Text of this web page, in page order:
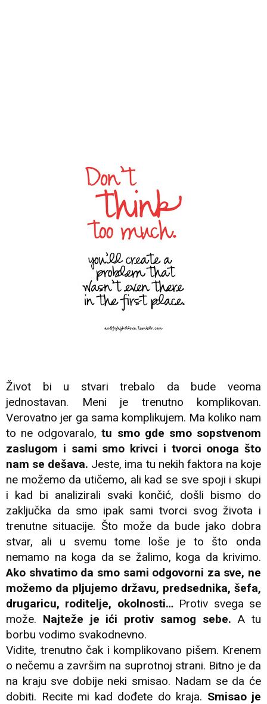
Život bi u stvari trebalo da bude veoma
jednostavan. Meni je trenutno komplikovan.
Verovatno jer ga sama komplikujem. Ma koliko nam
to ne odgovaralo,tu smo gde smo sopstvenom
zaslugom i sami smo krivci i tvorci onoga što
nam se dešava. Jeste, ima tu nekih faktora na koje
ne možemo da utičemo, ali kad se sve spoji i skupi
i kad bi analizirali svaki končić, došli bismo do
zaključka da smo ipak sami tvorci svog života i
trenutne situacije. Što može da bude jako dobra
stvar, ali u svemu tome loše je to što onda
nemamo na koga da se žalimo, koga da krivimo.
Ako shvatimo da smo sami odgovorni za sve, ne
možemo da pljujemo državu, predsednika, šefa,
drugaricu, roditelje, okolnosti…Protiv svega se
može. Najteže je ići protiv samog sebe. A tu
borbu vodimo svakodnevno.
Vidite, trenutno čak i komplikovano pišem. Krenem
o nečemu a završim na suprotnoj strani. Bitno je da
na kraju sve dobije neki smisao. Nadam se da će
dobiti. Recite mi kad dođete do kraja. Smisao je